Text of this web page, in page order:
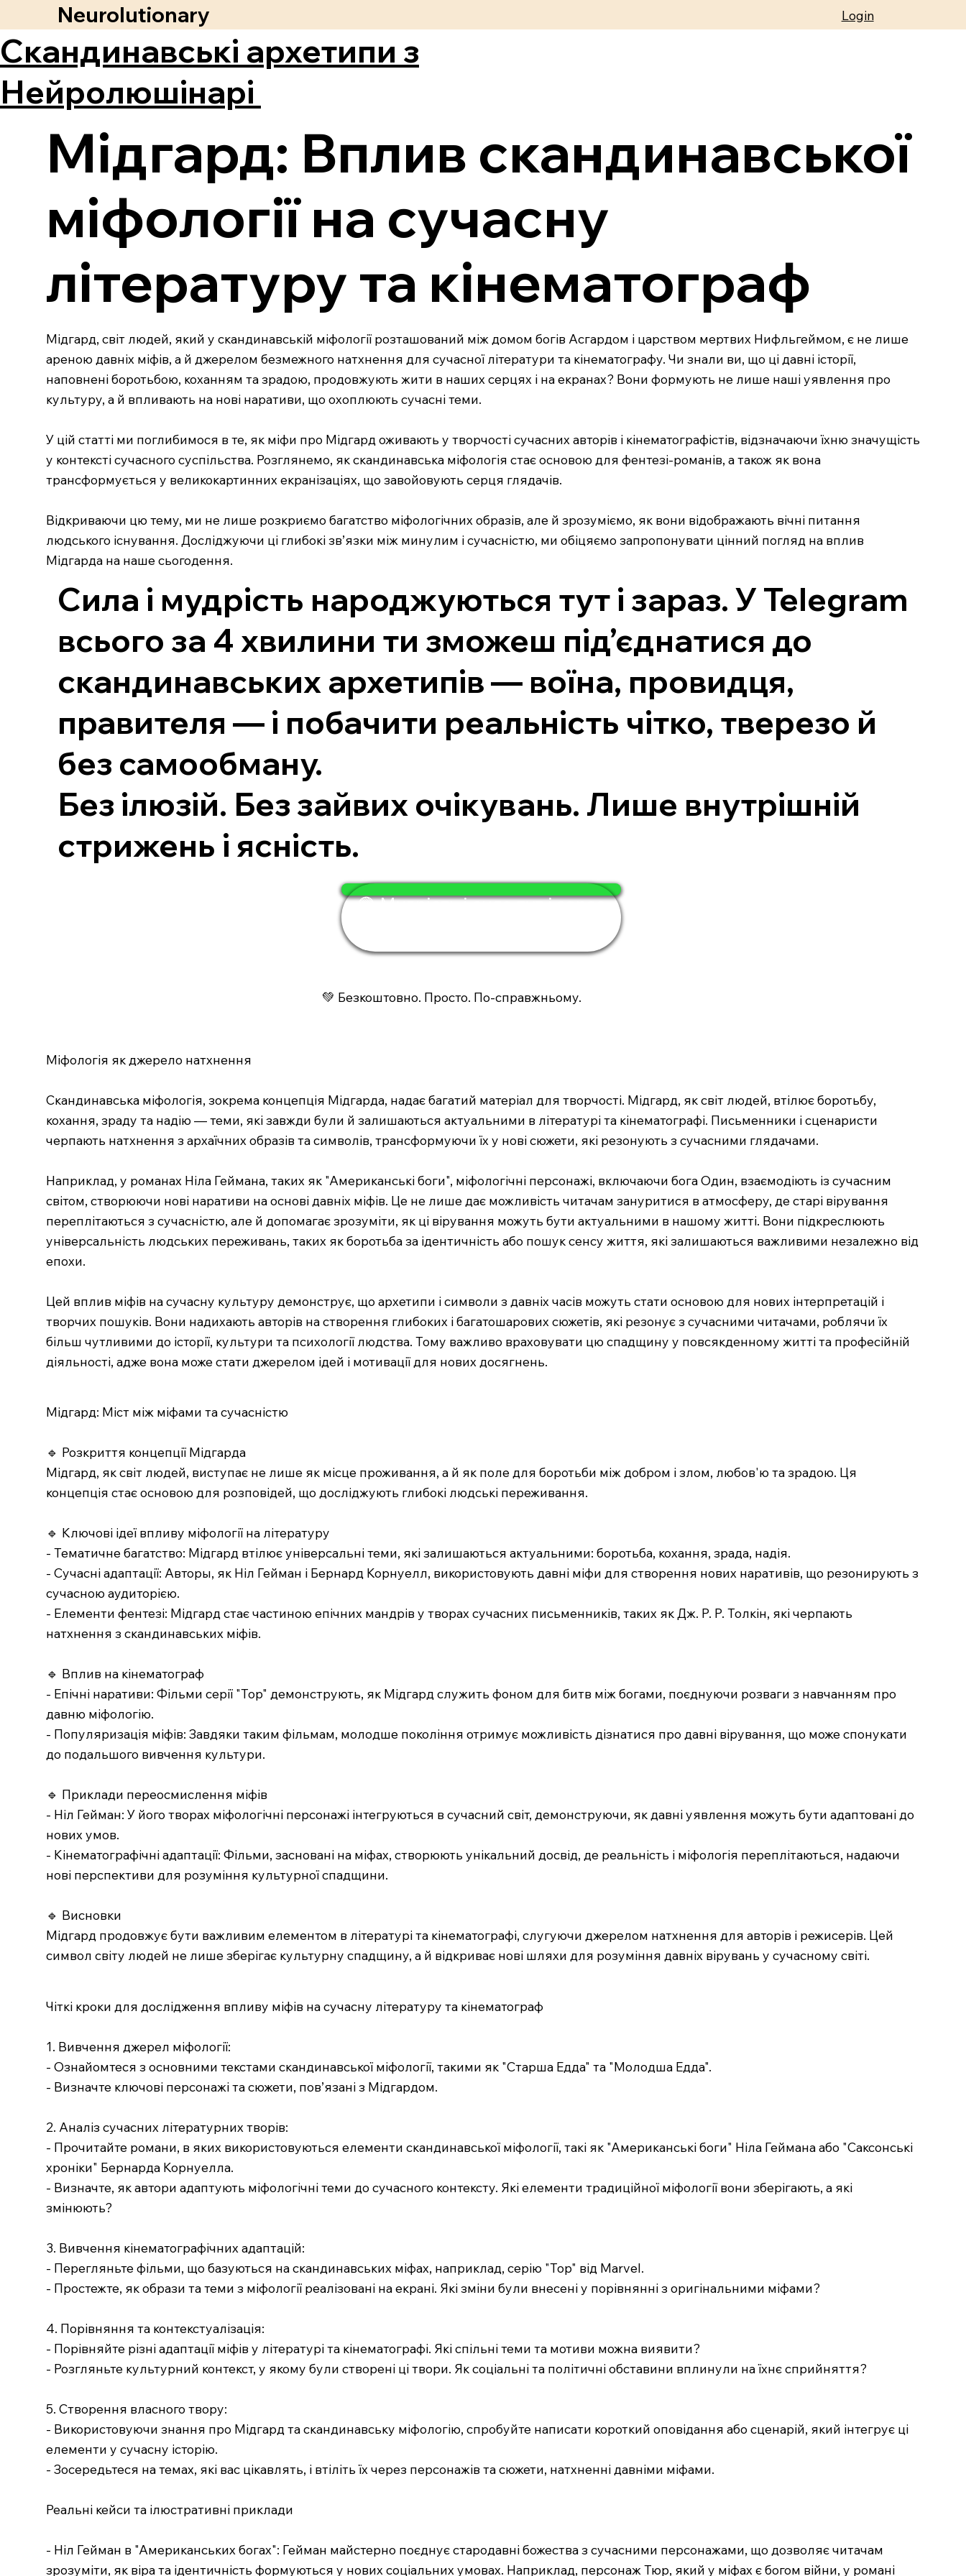
Neurolutionary Login
Скандинавські архетипи з
Нейролюшінарі
Мідгард: Вплив скандинавської
міфології на сучасну
літературу та кінематограф
Мідгард, світ людей, який у скандинавській міфології розташований між домом богів Асгардом і царством мертвих Нифльгеймом, є не лише
ареною давніх міфів, а й джерелом безмежного натхнення для сучасної літератури та кінематографу. Чи знали ви, що ці давні історії,
наповнені боротьбою, коханням та зрадою, продовжують жити в наших серцях і на екранах? Вони формують не лише наші уявлення про
культуру, а й впливають на нові наративи, що охоплюють сучасні теми.
У цій статті ми поглибимося в те, як міфи про Мідгард оживають у творчості сучасних авторів і кінематографістів, відзначаючи їхню значущість
у контексті сучасного суспільства. Розглянемо, як скандинавська міфологія стає основою для фентезі-романів, а також як вона
трансформується у великокартинних екранізаціях, що завойовують серця глядачів.
Відкриваючи цю тему, ми не лише розкриємо багатство міфологічних образів, але й зрозуміємо, як вони відображають вічні питання
людського існування. Досліджуючи ці глибокі зв’язки між минулим і сучасністю, ми обіцяємо запропонувати цінний погляд на вплив
Мідгарда на наше сьогодення.
Сила і мудрість народжуються тут і зараз. У Telegram
всього за 4 хвилини ти зможеш під’єднатися до
скандинавських архетипів — воїна, провидця,
правителя — і побачити реальність чітко, тверезо й
без самообману.
Без ілюзій. Без зайвих очікувань. Лише внутрішній
стрижень і ясність.
🟢 Мудрість і сила тут і зараз
💚 Безкоштовно. Просто. По-справжньому.
Міфологія як джерело натхнення
Скандинавська міфологія, зокрема концепція Мідгарда, надає багатий матеріал для творчості. Мідгард, як світ людей, втілює боротьбу,
кохання, зраду та надію — теми, які завжди були й залишаються актуальними в літературі та кінематографі. Письменники і сценаристи
черпають натхнення з архаїчних образів та символів, трансформуючи їх у нові сюжети, які резонують з сучасними глядачами.
Наприклад, у романах Ніла Геймана, таких як "Американські боги", міфологічні персонажі, включаючи бога Один, взаємодіють із сучасним
світом, створюючи нові наративи на основі давніх міфів. Це не лише дає можливість читачам зануритися в атмосферу, де старі вірування
переплітаються з сучасністю, але й допомагає зрозуміти, як ці вірування можуть бути актуальними в нашому житті. Вони підкреслюють
універсальність людських переживань, таких як боротьба за ідентичність або пошук сенсу життя, які залишаються важливими незалежно від
епохи.
Цей вплив міфів на сучасну культуру демонструє, що архетипи і символи з давніх часів можуть стати основою для нових інтерпретацій і
творчих пошуків. Вони надихають авторів на створення глибоких і багатошарових сюжетів, які резонує з сучасними читачами, роблячи їх
більш чутливими до історії, культури та психології людства. Тому важливо враховувати цю спадщину у повсякденному житті та професійній
діяльності, адже вона може стати джерелом ідей і мотивації для нових досягнень.
Мідгард: Міст між міфами та сучасністю
🔹 Розкриття концепції Мідгарда
Мідгард, як світ людей, виступає не лише як місце проживання, а й як поле для боротьби між добром і злом, любов'ю та зрадою. Ця
концепція стає основою для розповідей, що досліджують глибокі людські переживання.
🔹 Ключові ідеї впливу міфології на літературу
- Тематичне багатство: Мідгард втілює універсальні теми, які залишаються актуальними: боротьба, кохання, зрада, надія.
- Сучасні адаптації: Авторы, як Ніл Гейман і Бернард Корнуелл, використовують давні міфи для створення нових наративів, що резонирують з
сучасною аудиторією.
- Елементи фентезі: Мідгард стає частиною епічних мандрів у творах сучасних письменників, таких як Дж. Р. Р. Толкін, які черпають
натхнення з скандинавських міфів.
🔹 Вплив на кінематограф
- Епічні наративи: Фільми серії "Тор" демонструють, як Мідгард служить фоном для битв між богами, поєднуючи розваги з навчанням про
давню міфологію.
- Популяризація міфів: Завдяки таким фільмам, молодше покоління отримує можливість дізнатися про давні вірування, що може спонукати
до подальшого вивчення культури.
🔹 Приклади переосмислення міфів
- Ніл Гейман: У його творах міфологічні персонажі інтегруються в сучасний світ, демонструючи, як давні уявлення можуть бути адаптовані до
нових умов.
- Кінематографічні адаптації: Фільми, засновані на міфах, створюють унікальний досвід, де реальність і міфологія переплітаються, надаючи
нові перспективи для розуміння культурної спадщини.
🔹 Висновки
Мідгард продовжує бути важливим елементом в літературі та кінематографі, слугуючи джерелом натхнення для авторів і режисерів. Цей
символ світу людей не лише зберігає культурну спадщину, а й відкриває нові шляхи для розуміння давніх вірувань у сучасному світі.
Чіткі кроки для дослідження впливу міфів на сучасну літературу та кінематограф
1. Вивчення джерел міфології:
- Ознайомтеся з основними текстами скандинавської міфології, такими як "Старша Едда" та "Молодша Едда".
- Визначте ключові персонажі та сюжети, пов’язані з Мідгардом.
2. Аналіз сучасних літературних творів:
- Прочитайте романи, в яких використовуються елементи скандинавської міфології, такі як "Американські боги" Ніла Геймана або "Саксонські
хроніки" Бернарда Корнуелла.
- Визначте, як автори адаптують міфологічні теми до сучасного контексту. Які елементи традиційної міфології вони зберігають, а які
змінюють?
3. Вивчення кінематографічних адаптацій:
- Перегляньте фільми, що базуються на скандинавських міфах, наприклад, серію "Тор" від Marvel.
- Простежте, як образи та теми з міфології реалізовані на екрані. Які зміни були внесені у порівнянні з оригінальними міфами?
4. Порівняння та контекстуалізація:
- Порівняйте різні адаптації міфів у літературі та кінематографі. Які спільні теми та мотиви можна виявити?
- Розгляньте культурний контекст, у якому були створені ці твори. Як соціальні та політичні обставини вплинули на їхнє сприйняття?
5. Створення власного твору:
- Використовуючи знання про Мідгард та скандинавську міфологію, спробуйте написати короткий оповідання або сценарій, який інтегрує ці
елементи у сучасну історію.
- Зосередьтеся на темах, які вас цікавлять, і втіліть їх через персонажів та сюжети, натхненні давніми міфами.
Реальні кейси та ілюстративні приклади
- Ніл Гейман в "Американських богах": Гейман майстерно поєднує стародавні божества з сучасними персонажами, що дозволяє читачам
зрозуміти, як віра та ідентичність формуються у нових соціальних умовах. Наприклад, персонаж Тюр, який у міфах є богом війни, у романі